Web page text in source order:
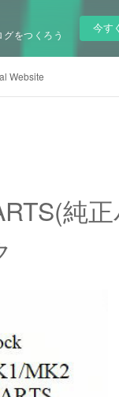
をつくろう
今す
Website
純